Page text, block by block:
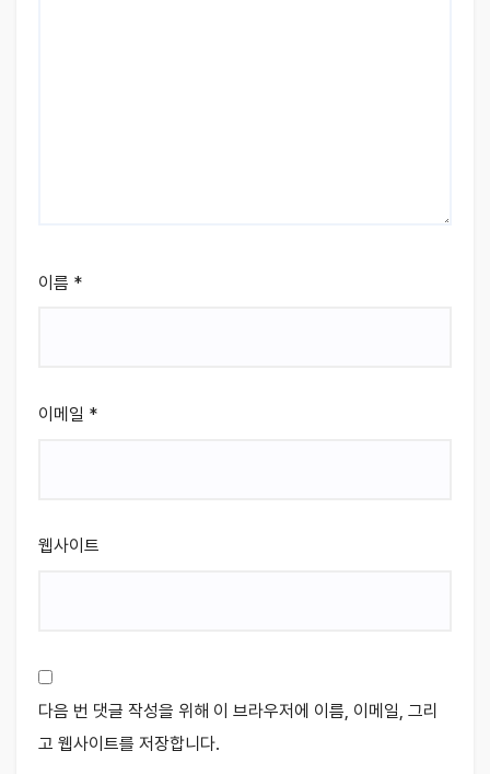
이름 *
이메일 *
웹사이트
다음 번 댓글 작성을 위해 이 브라우저에 이름, 이메일, 그리
고 웹사이트를 저장합니다.